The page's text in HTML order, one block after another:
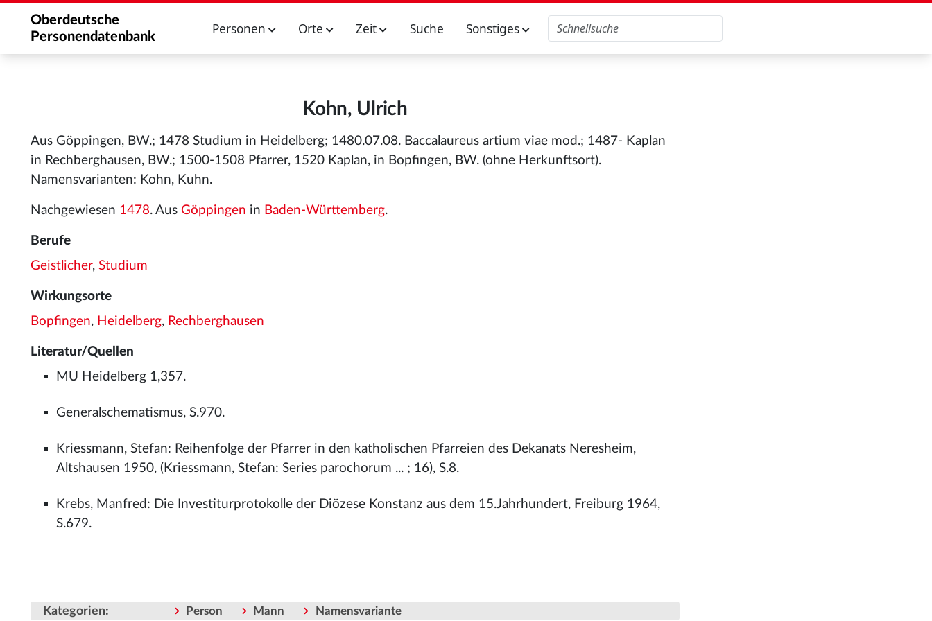
Oberdeutsche
Personendatenbank
Personen Orte Zeit Suche Sonstiges
Kohn, Ulrich
Aus Göppingen, BW.; 1478 Studium in Heidelberg; 1480.07.08. Baccalaureus artium viae mod.; 1487- Kaplan
in Rechberghausen, BW.; 1500-1508 Pfarrer, 1520 Kaplan, in Bopfingen, BW. (ohne Herkunftsort).
Namensvarianten: Kohn, Kuhn.
Nachgewiesen 1478. Aus Göppingen in Baden-Württemberg.
Berufe
Geistlicher, Studium
Wirkungsorte
Bopfingen, Heidelberg, Rechberghausen
Literatur/Quellen
MU Heidelberg 1,357.
Generalschematismus, S.970.
Kriessmann, Stefan: Reihenfolge der Pfarrer in den katholischen Pfarreien des Dekanats Neresheim,
Altshausen 1950, (Kriessmann, Stefan: Series parochorum ... ; 16), S.8.
Krebs, Manfred: Die Investiturprotokolle der Diözese Konstanz aus dem 15.Jahrhundert, Freiburg 1964,
S.679.
Kategorien: Person Mann Namensvariante